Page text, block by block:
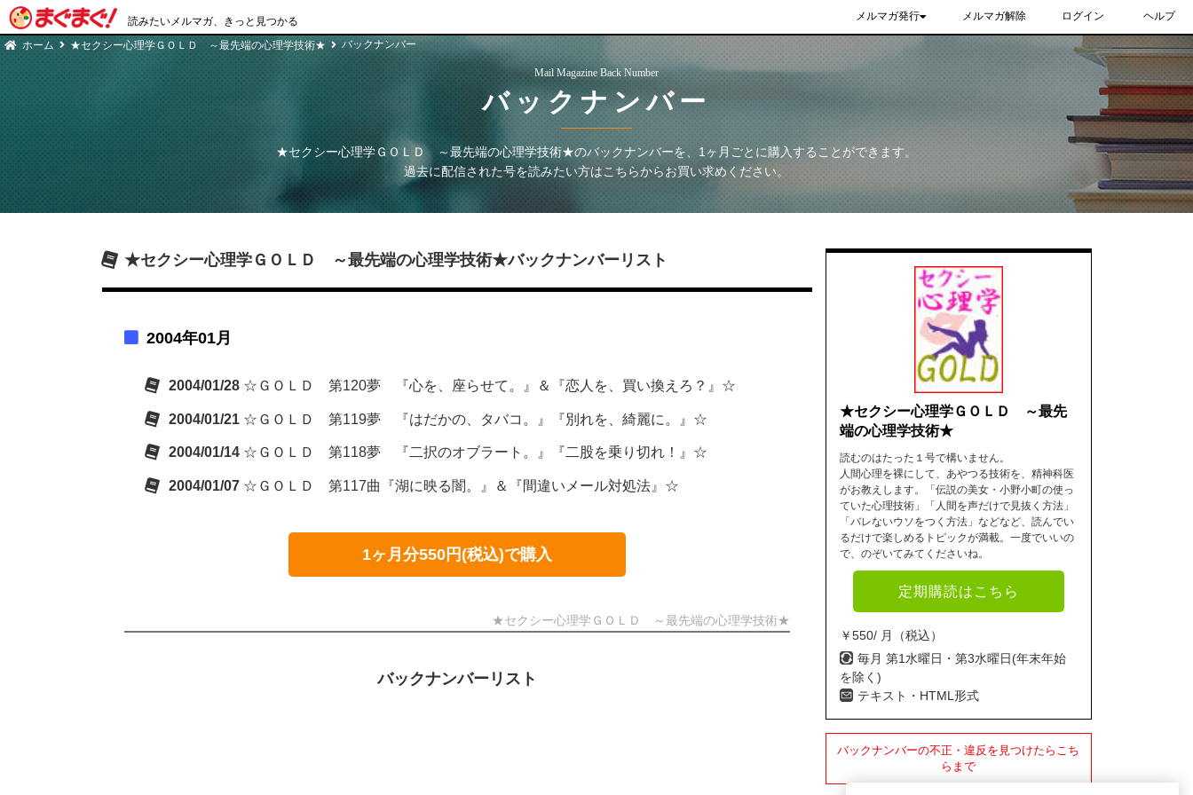
読みたいメルマガ、きっと見つかる メルマガ発行 メルマガ解除 ログイン ヘルプ
ホーム ★セクシー心理学ＧＯＬＤ ～最先端の心理学技術★ バックナンバー
Mail Magazine Back Number
バックナンバー
★セクシー心理学ＧＯＬＤ ～最先端の心理学技術★のバックナンバーを、1ヶ月ごとに購入することができます。
過去に配信された号を読みたい方はこちらからお買い求めください。
★セクシー心理学ＧＯＬＤ ～最先端の心理学技術★バックナンバーリスト
2004年01月
2004/01/28 ☆ＧＯＬＤ 第120夢 『心を、座らせて。』＆『恋人を、買い換えろ？』☆
2004/01/21 ☆ＧＯＬＤ 第119夢 『はだかの、タバコ。』『別れを、綺麗に。』☆
2004/01/14 ☆ＧＯＬＤ 第118夢 『二択のオブラート。』『二股を乗り切れ！』☆
2004/01/07 ☆ＧＯＬＤ 第117曲『湖に映る闇。』＆『間違いメール対処法』☆
1ヶ月分550円(税込)で購入
★セクシー心理学ＧＯＬＤ ～最先端の心理学技術★
バックナンバーリスト
★セクシー心理学ＧＯＬＤ ～最先
端の心理学技術★
読むのはたった１号で構いません。
人間心理を裸にして、あやつる技術を、精神科医
がお教えします。「伝説の美女・小野小町の使っ
ていた心理技術」「人間を声だけで見抜く方法」
「バレないウソをつく方法」などなど、読んでい
るだけで楽しめるトピックが満載。一度でいいの
で、のぞいてみてくださいね。
定期購読はこちら
￥550/ 月（税込）
毎月 第1水曜日・第3水曜日(年末年始
を除く)
テキスト・HTML形式
バックナンバーの不正・違反を見つけたらこち
らまで